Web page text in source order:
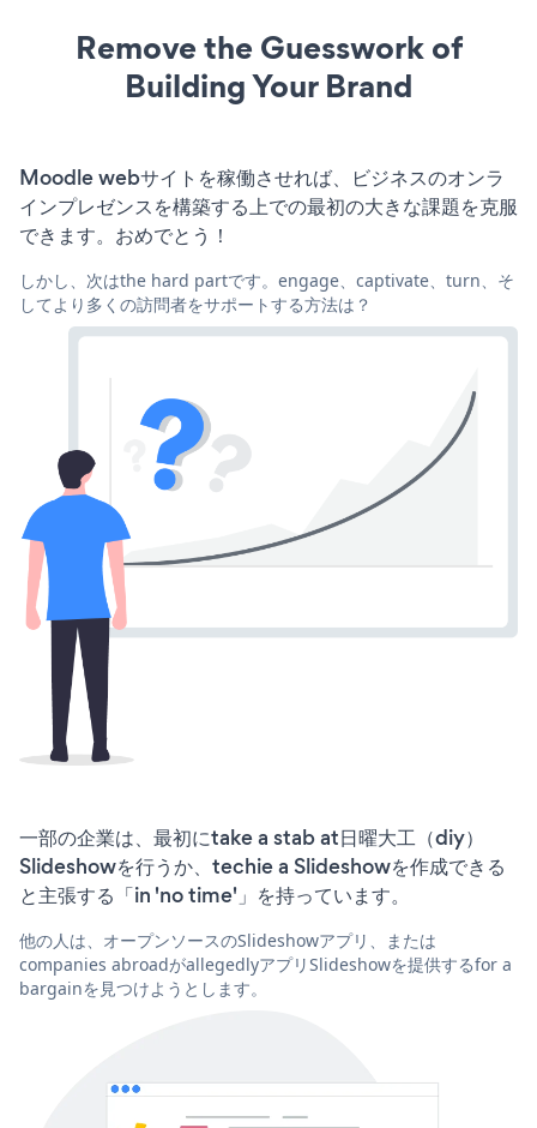
Remove the Guesswork of
Building Your Brand
Moodle webサイトを稼働させれば、ビジネスのオンラ
インプレゼンスを構築する上での最初の大きな課題を克服
できます。おめでとう！
しかし、次はthe hard partです。engage、captivate、turn、そ
してより多くの訪問者をサポートする方法は？
一部の企業は、最初にtake a stab at日曜大工（diy）
Slideshowを行うか、techie a Slideshowを作成できる
と主張する「in 'no time'」を持っています。
他の人は、オープンソースのSlideshowアプリ、または
companies abroadがallegedlyアプリSlideshowを提供するfor a
bargainを見つけようとします。